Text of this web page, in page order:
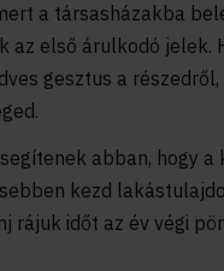
a társasházakba
az első árulkodó jelek.
gesztus a részedről,
abban, hogy a
kezd
rájuk időt az év végi